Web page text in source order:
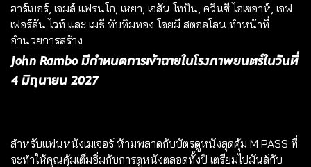
ฮาร์เบอร์, เจมส์ แฟรนโก, เหยา, เจสัน โทบิน, ควินซี ไอเซอาห์, เจฟ
เฟอร์สัน ไวท์ และ เมธี ทับทิมทอง โดยมี สตอลโลน ทำหน้าที่
อำนวยการสร้าง
John Rambo มีกำหนดการเข้าฉายในโรงภาพยนตร์ในวันที่
4 มิถุนายน 2027
สำหรับแฟนหนังเมเจอร์ ห้ามพลาดกับบัตรดูหนังสุดคุ้ม M PASS ที่
จะทำให้คุณคุ้มเต็มอิ่มกับการดูหนังตลอดทั้งปี เตรียมไปมันส์กับ